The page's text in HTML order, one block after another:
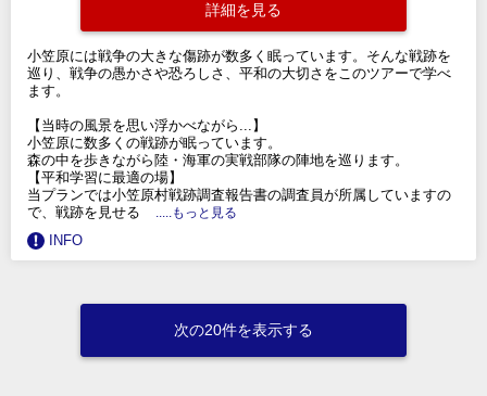
詳細を見る
小笠原には戦争の大きな傷跡が数多く眠っています。そんな戦跡を
巡り、戦争の愚かさや恐ろしさ、平和の大切さをこのツアーで学べ
ます。
【当時の風景を思い浮かべながら...】
小笠原に数多くの戦跡が眠っています。
森の中を歩きながら陸・海軍の実戦部隊の陣地を巡ります。
【平和学習に最適の場】
当プランでは小笠原村戦跡調査報告書の調査員が所属していますの
で、戦跡を見せる
.....もっと見る
INFO
次の20件を表示する